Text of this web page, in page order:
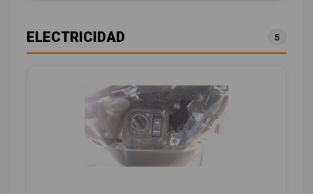
ELECTRICIDAD 5